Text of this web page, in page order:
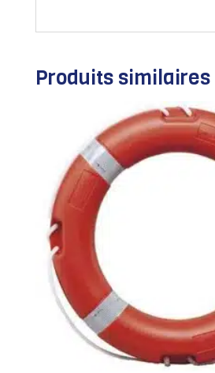
Produits similaires